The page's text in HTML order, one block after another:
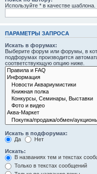
Используйте * в качестве шаблона.
ПАРАМЕТРЫ ЗАПРОСА
Искать в форумах:
Выберите форум или форумы, в
подфорумах производится
соответствующую опцию ниже.
Искать в подфорумах:
Да
Нет
Искать:
В названиях тем и текстах
Только в текстах сообщений